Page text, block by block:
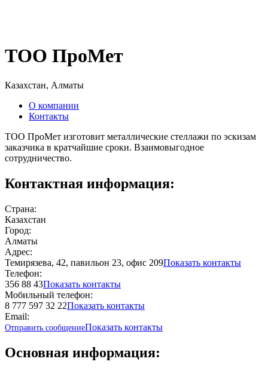
ТОО ПроМет
Казахстан, Алматы
О компании
Контакты
ТОО ПроМет изготовит металлические стеллажи по эскизам
заказчика в кратчайшие сроки. Взаимовыгодное
сотрудничество.
Контактная информация:
Страна:
Казахстан
Город:
Алматы
Адрес:
Темирязева, 42, павильон 23, офис 209Показать контакты
Телефон:
356 88 43Показать контакты
Мобильный телефон:
8 777 597 32 22Показать контакты
Email:
Отправить сообщениеПоказать контакты
Основная информация: